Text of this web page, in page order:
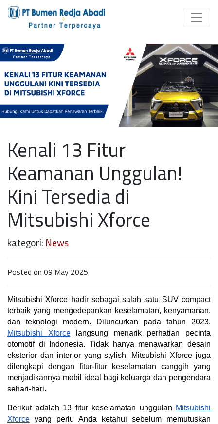
Kenali 13 Fitur
Keamanan Unggulan!
Kini Tersedia di
Mitsubishi Xforce
kategori: News
Posted on 09 May 2025
Mitsubishi Xforce hadir sebagai salah satu SUV compact
terbaik yang mengedepankan keselamatan, kenyamanan,
Mitsubishi Xforce langsung menarik perhatian pecinta
otomotif di Indonesia. Tidak hanya menawarkan desain
eksterior dan interior yang stylish, Mitsubishi Xforce juga
dilengkapi dengan fitur-fitur keselamatan canggih yang
menjadikannya mobil ideal bagi keluarga dan pengendara
sehari-hari.
Berikut adalah 13 fitur keselamatan unggulan Mitsubishi
Xforce yang perlu Anda ketahui sebelum memutuskan